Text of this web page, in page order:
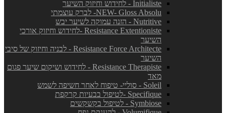
Initialiste - לחידוש וחיזוק השיער
NEW- Gloss Absolu- לברק עוצמתי
Nutritive - הזנה עמוקה לשיער יבש
Resistance Extentioniste -לחידוש וחיזוק אורכי
השיער
Resistance Force Architecte - לבניה וחיזוק של סיבי
השיער
Resistance Therapiste - לחידוש ושיקום שיער פגום
מאד
Soleil - סוליי- טיפוח לאחר חשיפה לשמש
Specifique -לטיפול בבעיות קרקפת
Symbiose - לטיפול בקשקשים